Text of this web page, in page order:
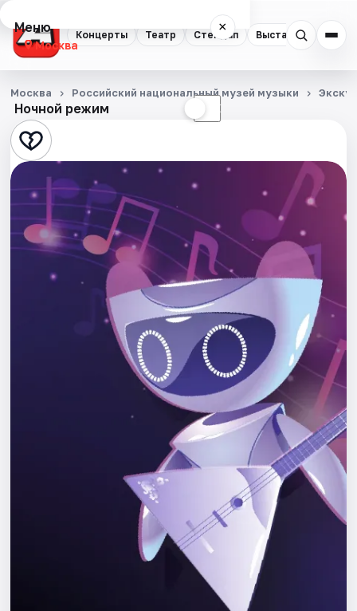
Концерты Театр Стендап Выставки
Меню ×
Москва
Концерты
Театр
Стендап
Выставки
Квесты
Экскурсии
Ночной режим ☾
Москва Российский национальный музей музыки